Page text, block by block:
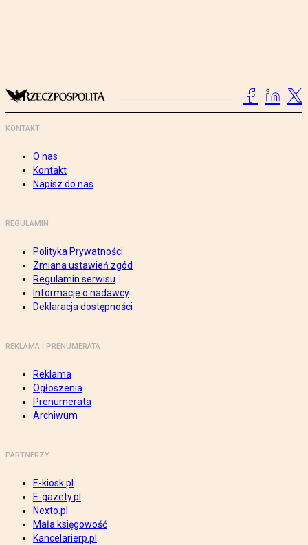
KONTAKT
O nas
Kontakt
Napisz do nas
REGULAMIN
Polityka Prywatności
Zmiana ustawień zgód
Regulamin serwisu
Informacje o nadawcy
Deklaracja dostępności
REKLAMA I PRENUMERATA
Reklama
Ogłoszenia
Prenumerata
Archiwum
PARTNERZY
E-kiosk.pl
E-gazety.pl
Nexto.pl
Mała księgowość
Kancelarierp.pl